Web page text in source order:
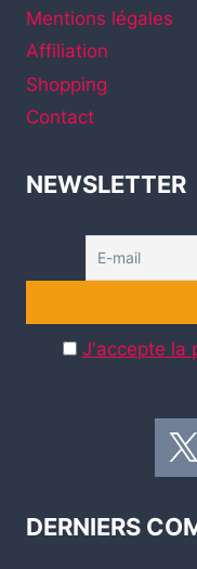
Mentions légales
Affiliation
Shopping
Contact
NEWSLETTER
J'accepte la
DERNIERS